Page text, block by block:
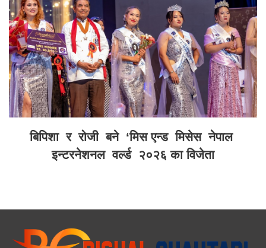
बिपिशा र रोजी बने ‘मिस एन्ड मिसेस नेपाल
इन्टरनेशनल वर्ल्ड २०२६ का विजेता